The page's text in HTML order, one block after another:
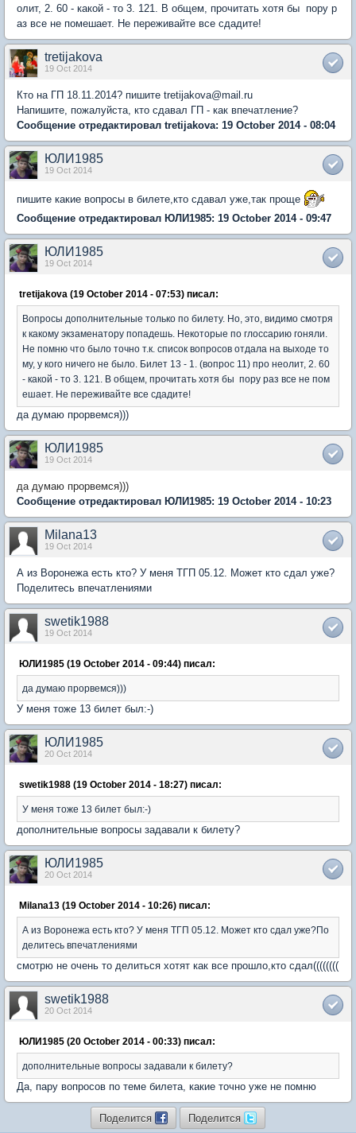
олит, 2. 60 - какой - то 3. 121. В общем, прочитать хотя бы пору р
аз все не помешает. Не переживайте все сдадите!
tretijakova
19 Oct 2014
Кто на ГП 18.11.2014? пишите tretijakova@mail.ru
Напишите, пожалуйста, кто сдавал ГП - как впечатление?
Сообщение отредактировал tretijakova: 19 October 2014 - 08:04
ЮЛИ1985
19 Oct 2014
пишите какие вопросы в билете,кто сдавал уже,так проще
Сообщение отредактировал ЮЛИ1985: 19 October 2014 - 09:47
ЮЛИ1985
19 Oct 2014
tretijakova (19 October 2014 - 07:53) писал:
Вопросы дополнительные только по билету. Но, это, видимо смотря
к какому экзаменатору попадешь. Некоторые по глоссарию гоняли.
Не помню что было точно т.к. список вопросов отдала на выходе то
му, у кого ничего не было. Билет 13 - 1. (вопрос 11) про неолит, 2. 60
- какой - то 3. 121. В общем, прочитать хотя бы пору раз все не пом
ешает. Не переживайте все сдадите!
да думаю прорвемся)))
ЮЛИ1985
19 Oct 2014
да думаю прорвемся)))
Сообщение отредактировал ЮЛИ1985: 19 October 2014 - 10:23
Milana13
19 Oct 2014
А из Воронежа есть кто? У меня ТГП 05.12. Может кто сдал уже?
Поделитесь впечатлениями
swetik1988
19 Oct 2014
ЮЛИ1985 (19 October 2014 - 09:44) писал:
да думаю прорвемся)))
У меня тоже 13 билет был:-)
ЮЛИ1985
20 Oct 2014
swetik1988 (19 October 2014 - 18:27) писал:
У меня тоже 13 билет был:-)
дополнительные вопросы задавали к билету?
ЮЛИ1985
20 Oct 2014
Milana13 (19 October 2014 - 10:26) писал:
А из Воронежа есть кто? У меня ТГП 05.12. Может кто сдал уже?По
делитесь впечатлениями
смотрю не очень то делиться хотят как все прошло,кто сдал((((((((
swetik1988
20 Oct 2014
ЮЛИ1985 (20 October 2014 - 00:33) писал:
дополнительные вопросы задавали к билету?
Да, пару вопросов по теме билета, какие точно уже не помню
Поделится Поделится